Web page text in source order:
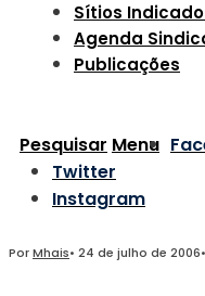
Sítios
Agenda
Publicações
Pesquisar Menu
Twitter
Instagram
PorMhais• 24 de julho de 2006•